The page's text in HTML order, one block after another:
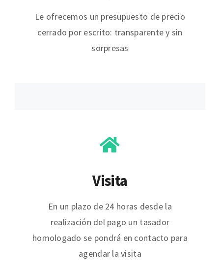
Le ofrecemos un presupuesto de precio
cerrado por escrito: transparente y sin
sorpresas
Visita
En un plazo de 24 horas desde la
realización del pago un tasador
homologado se pondrá en contacto para
agendar la visita